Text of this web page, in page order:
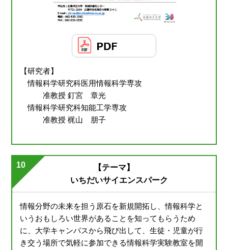
【研究者】
情報科学研究科医用情報科学専攻
准教授 釘宮 章光
情報科学研究科知能工学専攻
准教授 梶山 朋子
10
【テーマ】
いちだいサイエンスパーク
情報分野の未来を担う原石を新規開拓し、情報科学と
いうおもしろい世界があることを知ってもらうため
に、大学キャンパスから飛び出して、生徒・児童が行
き交う場所で気軽に参加できる情報科学実験教室を開